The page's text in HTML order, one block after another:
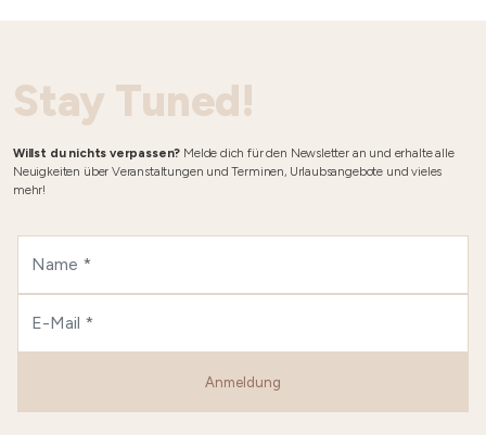
Stay Tuned!
Willst du nichts verpassen? Melde dich für den Newsletter an und erhalte alle
Neuigkeiten über Veranstaltungen und Terminen, Urlaubsangebote und vieles
mehr!
Anmeldung